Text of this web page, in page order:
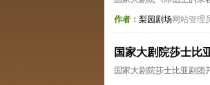
作者： 梨园剧场网站管
国家大剧院莎士比
国家大剧院莎士比亚剧团